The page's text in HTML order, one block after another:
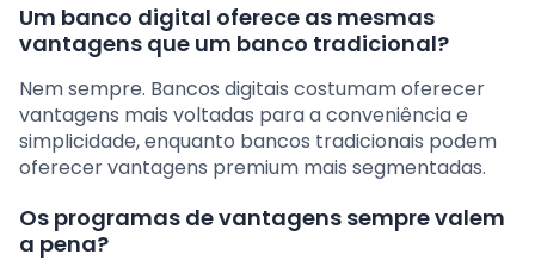
Um banco digital oferece as mesmas
vantagens que um banco tradicional?
Nem sempre. Bancos digitais costumam oferecer
vantagens mais voltadas para a conveniência e
simplicidade, enquanto bancos tradicionais podem
oferecer vantagens premium mais segmentadas.
Os programas de vantagens sempre valem
a pena?